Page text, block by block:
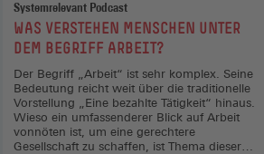
Systemrelevant Podcast
:WAS VERSTEHEN MENSCHEN UNTER
DEM BEGRIFF ARBEIT?
Der Begriff „Arbeit“ ist sehr komplex. Seine
Bedeutung reicht weit über die traditionelle
Vorstellung „Eine bezahlte Tätigkeit“ hinaus.
Wieso ein umfassenderer Blick auf Arbeit
vonnöten ist, um eine gerechtere
Gesellschaft zu schaffen, ist Thema dieser